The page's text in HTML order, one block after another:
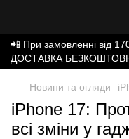
📲 При замовленні від
ДОСТАВКА
Новини та огляди
iPhone 17:
всі зміни у